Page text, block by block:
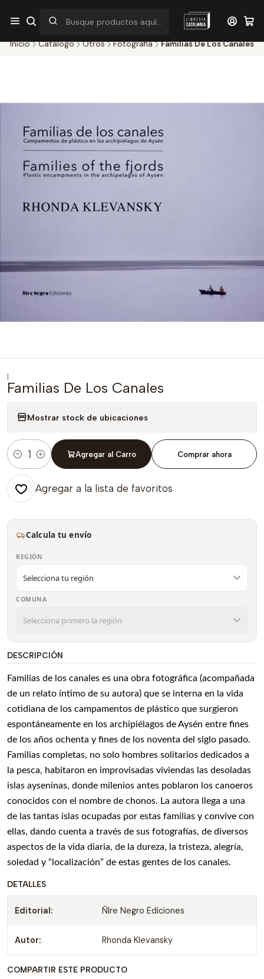
¡Por pocos días! Despacho a $1.000 en RM por compras sobre
$38.000
Inicio Catálogo Otros Fotografia Familias De Los Canales
|
Familias De Los Canales
Mostrar stock de ubicaciones
Cantidad
Agregar al Carro Comprar ahora
Agregar a la lista de favoritos
Calcula tu envío
REGIÓN
COMUNA
DESCRIPCIÓN
Familias de los canales es una obra fotográfica (acompañada
de un relato íntimo de su autora) que se interna en la vida
cotidiana de los campamentos de plástico que surgieron
espontáneamente en los archipiélagos de Aysén entre fines
de los años ochenta y fines de los noventa del siglo pasado.
Familias completas, no solo hombres solitarios dedicados a
la pesca, habitaron en improvisadas viviendas las desoladas
islas ayseninas, donde milenios antes poblaron los canoeros
conocidos con el nombre de chonos. La autora llega a una
de las tantas islas ocupadas por estas familias y convive con
ellas, dando cuenta a través de sus fotografías, de diversos
aspectos de la vida diaria, de la dureza, la tristeza, alegría,
soledad y “localización” de estas gentes de los canales.
DETALLES
Editorial: ÑIre Negro Ediciones
Autor: Rhonda Klevansky
COMPARTIR ESTE PRODUCTO